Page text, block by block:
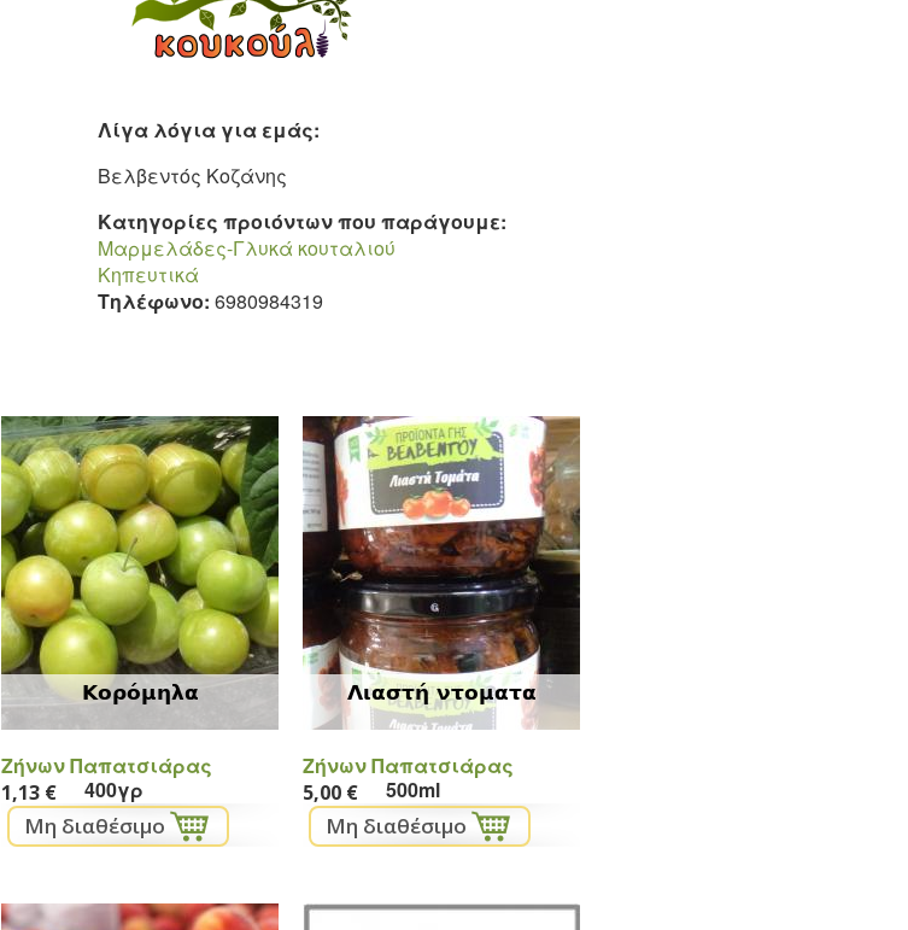
Λίγα λόγια για εμάς:
Βελβεντός Κοζάνης
Κατηγορίες προιόντων που παράγουμε:
Μαρμελάδες-Γλυκά κουταλιού
Κηπευτικά
Τηλέφωνο: 6980984319
Κορόμηλα
Ζήνων Παπατσιάρας
1,13 € 400γρ
Λιαστή ντοματα
Ζήνων Παπατσιάρας
5,00 € 500ml